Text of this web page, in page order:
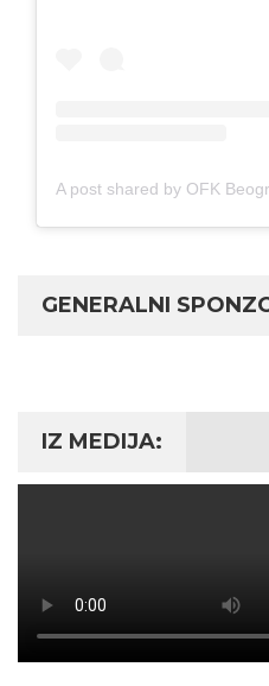
GENERALNI
IZ MEDIJA: